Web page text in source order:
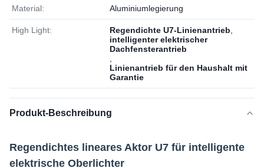
Material: Aluminiumlegierung
High Light: Regendichte U7-Linienantrieb
intelligenter elektrischer
Dachfensterantrieb
Linienantrieb für den Haushalt mit
Garantie
Produkt-Beschreibung
Regendichtes lineares Aktor U7 für intelligente
elektrische Oberlichter